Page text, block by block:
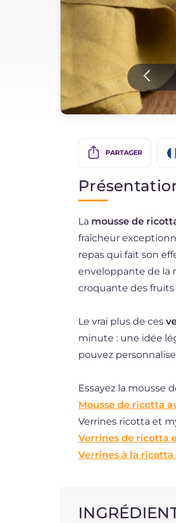
IT Website
Instagram
YouTube
PARTAGER
La mousse de
fraîcheur
repas qui fait son
enveloppante de la
croquante des
Le vrai plus de ces
minute : une idée
pouvez
Essayez la mousse
Mousse de ricotta
Verrines ricotta et
Verrines de ricotta
Verrines à la